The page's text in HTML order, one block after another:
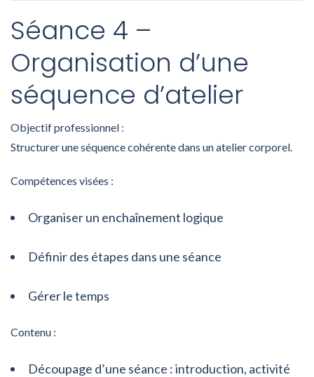
Séance 4 –
Organisation d’une
séquence d’atelier
Objectif professionnel :
Structurer une séquence cohérente dans un atelier corporel.
Compétences visées :
Organiser un enchaînement logique
Définir des étapes dans une séance
Gérer le temps
Contenu :
Découpage d’une séance : introduction, activité